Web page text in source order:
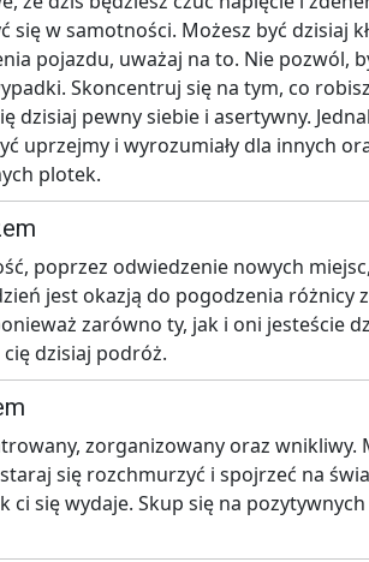
się w samotności. Możesz być dzisiaj
pojazdu, uważaj na to. Nie pozwól,
Skoncentruj się na tym, co
dzisiaj pewny siebie i asertywny.
uprzejmy i wyrozumiały dla innych
plotek.
poprzez odwiedzenie nowych
jest okazją do pogodzenia różnicy
zarówno ty, jak i oni jesteście
dzisiaj podróż.
zorganizowany oraz wnikliwy.
się rozchmurzyć i spojrzeć na
się wydaje. Skup się na